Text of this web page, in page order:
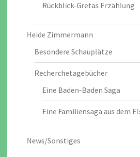
Rückblick-Gretas Erzählung
Heide Zimmermann
Besondere Schauplätze
Recherchetagebücher
Eine Baden-Baden Saga
Eine Familiensaga aus dem
News/Sonstiges